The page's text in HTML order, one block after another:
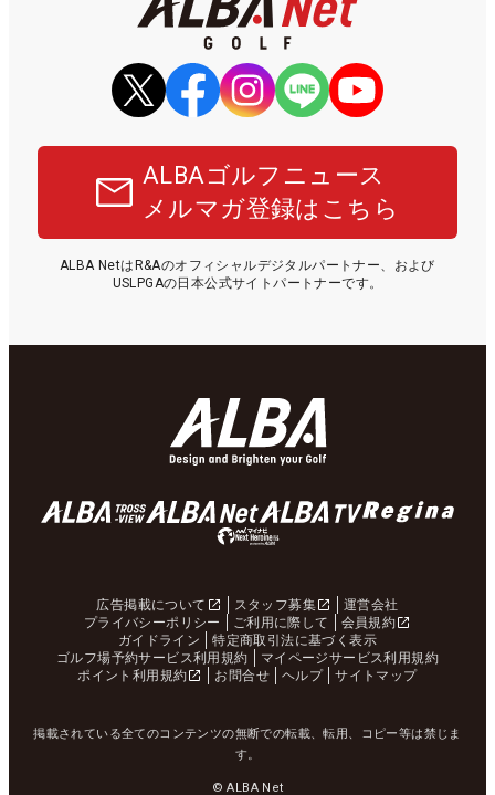
ALBAゴルフニュース
メルマガ登録はこちら
ALBA NetはR&Aのオフィシャルデジタルパートナー、および
USLPGAの日本公式サイトパートナーです。
広告掲載について スタッフ募集
運営会社
プライバシーポリシー
ご利用に際して
会員規約
ガイドライン
特定商取引法に基づく表示
ゴルフ場予約サービス利用規約
マイページサービス利用規約
ポイント利用規約
お問合せ ヘルプ サイトマップ
掲載されている全てのコンテンツの無断での転載、転用、コピー等は禁じま
す。
© ALBA Net